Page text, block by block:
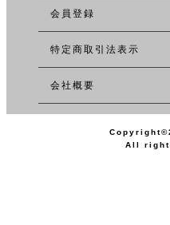
会員登録
特定商取引法表示
会社概要
All